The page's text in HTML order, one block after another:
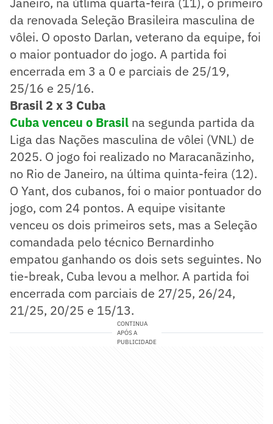
da renovada Seleção Brasileira masculina de
vôlei. O oposto Darlan, veterano da equipe, foi
o maior pontuador do jogo. A partida foi
encerrada em 3 a 0 e parciais de 25/19,
25/16 e 25/16.
Brasil 2 x 3 Cuba
Cuba venceu o Brasil na segunda partida da
Liga das Nações masculina de vôlei (VNL) de
2025. O jogo foi realizado no Maracanãzinho,
no Rio de Janeiro, na última quinta-feira (12).
O Yant, dos cubanos, foi o maior pontuador do
jogo, com 24 pontos. A equipe visitante
venceu os dois primeiros sets, mas a Seleção
comandada pelo técnico Bernardinho
empatou ganhando os dois sets seguintes. No
tie-break, Cuba levou a melhor. A partida foi
encerrada com parciais de 27/25, 26/24,
21/25, 20/25 e 15/13.
CONTINUA
APÓS A
PUBLICIDADE